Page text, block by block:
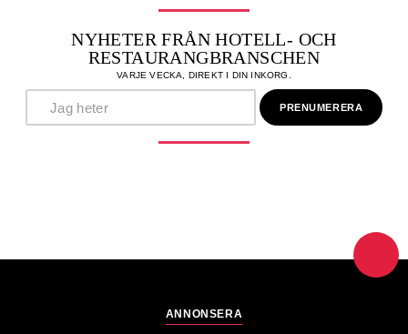
NYHETER FRÅN HOTELL- OCH
RESTAURANGBRANSCHEN
VARJE VECKA, DIREKT I DIN INKORG.
ANNONSERA